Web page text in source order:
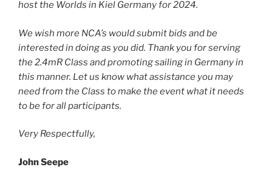
host the Worlds in Kiel Germany for 2024.
We wish more NCA’s would submit bids and be
interested in doing as you did. Thank you for serving
the 2.4mR Class and promoting sailing in Germany in
this manner. Let us know what assistance you may
need from the Class to make the event what it needs
to be for all participants.
Very Respectfully,
John Seepe